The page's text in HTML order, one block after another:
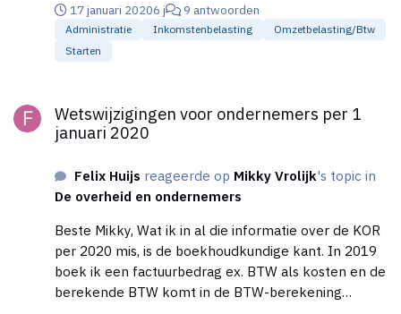
17 januari 20206 j 9 antwoorden
Administratie Inkomstenbelasting
Omzetbelasting/btw
Starten
Wetswijzigingen voor ondernemers per 1
januari 2020
Felix Huijs reageerde op Mikky Vrolijk's topic in
De overheid en ondernemers
Beste Mikky, Wat ik in al die informatie over de KOR
per 2020 mis, is de boekhoudkundige kant. In 2019
boek ik een factuurbedrag ex. BTW als kosten en de
berekende BTW komt in de BTW-berekening